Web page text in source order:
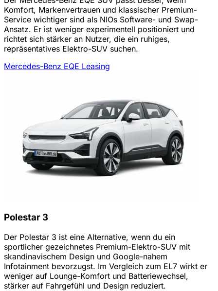
Komfort, Markenvertrauen und klassischer Premium-
Service wichtiger sind als NIOs Software- und Swap-
Ansatz. Er ist weniger experimentell positioniert und
richtet sich stärker an Nutzer, die ein ruhiges,
repräsentatives Elektro-SUV suchen.
Mercedes-Benz EQE Leasing
Polestar 3
Der Polestar 3 ist eine Alternative, wenn du ein
sportlicher gezeichnetes Premium-Elektro-SUV mit
skandinavischem Design und Google-nahem
Infotainment bevorzugst. Im Vergleich zum EL7 wirkt er
weniger auf Lounge-Komfort und Batteriewechsel,
stärker auf Fahrgefühl und Design reduziert.